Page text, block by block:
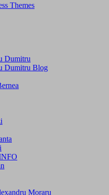
Themes
Dumitru
Dumitru Blog
Moraru